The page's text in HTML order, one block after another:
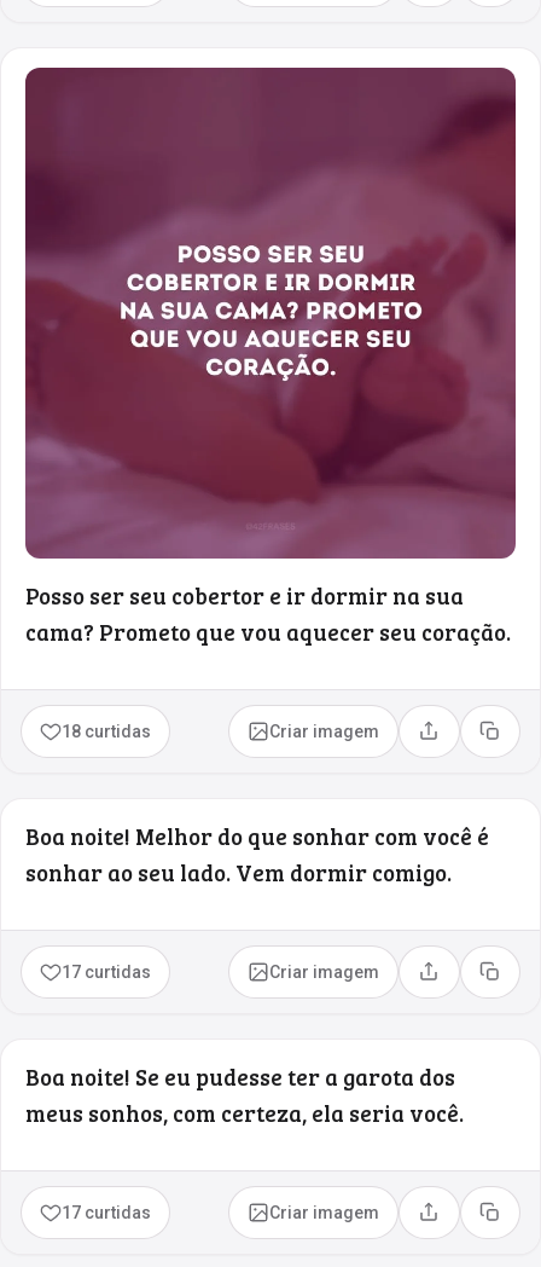
Posso ser seu cobertor e ir dormir na sua
cama? Prometo que vou aquecer seu coração.
18 curtidas Criar imagem Compartilhar
Copiar
Boa noite! Melhor do que sonhar com você é
sonhar ao seu lado. Vem dormir comigo.
17 curtidas Criar imagem Compartilhar
Copiar
Boa noite! Se eu pudesse ter a garota dos
meus sonhos, com certeza, ela seria você.
17 curtidas Criar imagem Compartilhar
Copiar